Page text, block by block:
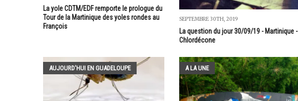
La yole CDTM/EDF remporte le prologue du
Tour de la Martinique des yoles rondes au
François
SEPTEMBRE 30TH, 2019
La question du jour 30/09/19 - Martinique -
Chlordécone
AUJOURD'HUI EN GUADELOUPE A LA UNE